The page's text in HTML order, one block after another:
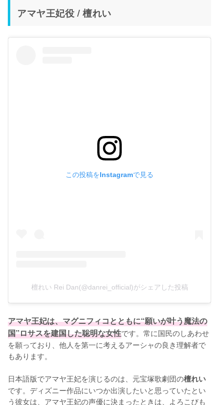
アマヤ王妃役 / 檀れい
この投稿をInstagramで見る
檀れい Rei Dan(@danrei_official)がシェアした投稿
アマヤ王妃は、マグニフィコとともに“願いが叶う魔法の
国”ロサスを建国した聡明な女性です。常に国民のしあわせ
を願っており、他人を第一に考えるアーシャの良き理解者で
もあります。
日本語版でアマヤ王妃を演じるのは、元宝塚歌劇団の檀れい
です。ディズニー作品にいつか出演したいと思っていたとい
う彼女は、アマヤ王妃の声優に決まったときは、よろこびも